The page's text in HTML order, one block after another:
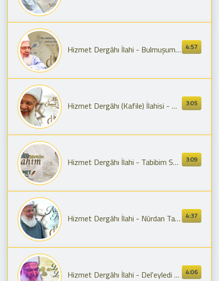
4:57
Hizmet Dergâhı İlahi - Bulmuşum Şâh-ı Zâmanı (Şeyh Seyyid Muhammed Fettah El-Hüseynî)
3:05
Hizmet Dergâhı (Kafile) İlahisi - Menzil Cennet Bahçesi (Şeyh Seyyid Muhammed Fettah)
3:09
Hizmet Dergâhı İlahi - Tabibim Sensin Şahım (Şeyh Muhammed Fettah Hz.)
4:37
Hizmet Dergâhı İlahi - Nûrdan Tacı (Şeyh Seyyid Muhammed Fettah El-Hüseyni Hz.)
4:06
Hizmet Dergâhı İlahi - Del'eyledi Beni (Şeyh Seyyid Muhammed Fettah Hz.)